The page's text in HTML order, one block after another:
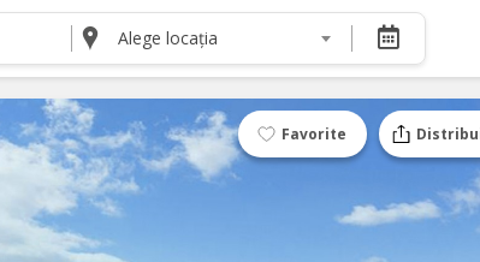
Alege locația
DESPRE NOI
Despre noi
Termeni și condiții pentru
Termeni și condiții pentru
Politica de Confidențialitate
Politica cookie și publicitate
Favorite